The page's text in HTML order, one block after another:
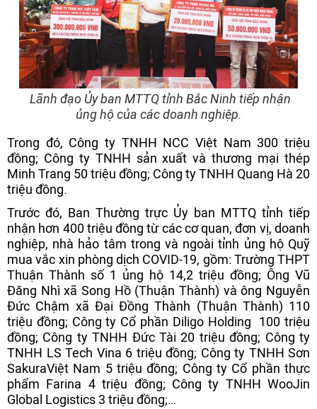
Lãnh đạo Ủy ban MTTQ tỉnh Bắc Ninh tiếp nhận
ủng hộ của các doanh nghiệp.
Trong đó, Công ty TNHH NCC Việt Nam 300 triệu
đồng; Công ty TNHH sản xuất và thương mại thép
Minh Trang 50 triệu đồng; Công ty TNHH Quang Hà 20
triệu đồng.
Trước đó, Ban Thường trực Ủy ban MTTQ tỉnh tiếp
nhận hơn 400 triệu đồng từ các cơ quan, đơn vị, doanh
nghiệp, nhà hảo tâm trong và ngoài tỉnh ủng hộ Quỹ
mua vắc xin phòng dịch COVID-19, gồm: Trường THPT
Thuận Thành số 1 ủng hộ 14,2 triệu đồng; Ông Vũ
Đăng Nhì xã Song Hồ (Thuận Thành) và ông Nguyễn
Đức Chậm xã Đại Đồng Thành (Thuận Thành) 110
triệu đồng; Công ty Cổ phần Diligo Holding 100 triệu
đồng; Công ty TNHH Đức Tài 20 triệu đồng; Công ty
TNHH LS Tech Vina 6 triệu đồng; Công ty TNHH Sơn
SakuraViệt Nam 5 triệu đồng; Công ty Cổ phần thực
phẩm Farina 4 triệu đồng; Công ty TNHH WooJin
Global Logistics 3 triệu đồng;…